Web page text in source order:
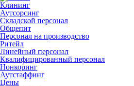
Клининг
Аутсорсинг
Складской персонал
Общепит
Персонал на производство
Ритейл
Линейный персонал
Квалифицированный персонал
Нонкоринг
Аутстаффинг
Цены